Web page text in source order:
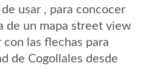
usar , para concocer
de un mapa street view
las flechas para
de Cogollales desde